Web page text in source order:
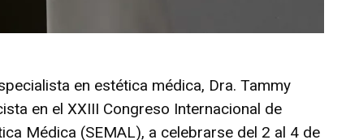
en estética médica, Dra. Tammy
en el XXIII Congreso Internacional de
Médica (SEMAL), a celebrarse del 2 al 4 de